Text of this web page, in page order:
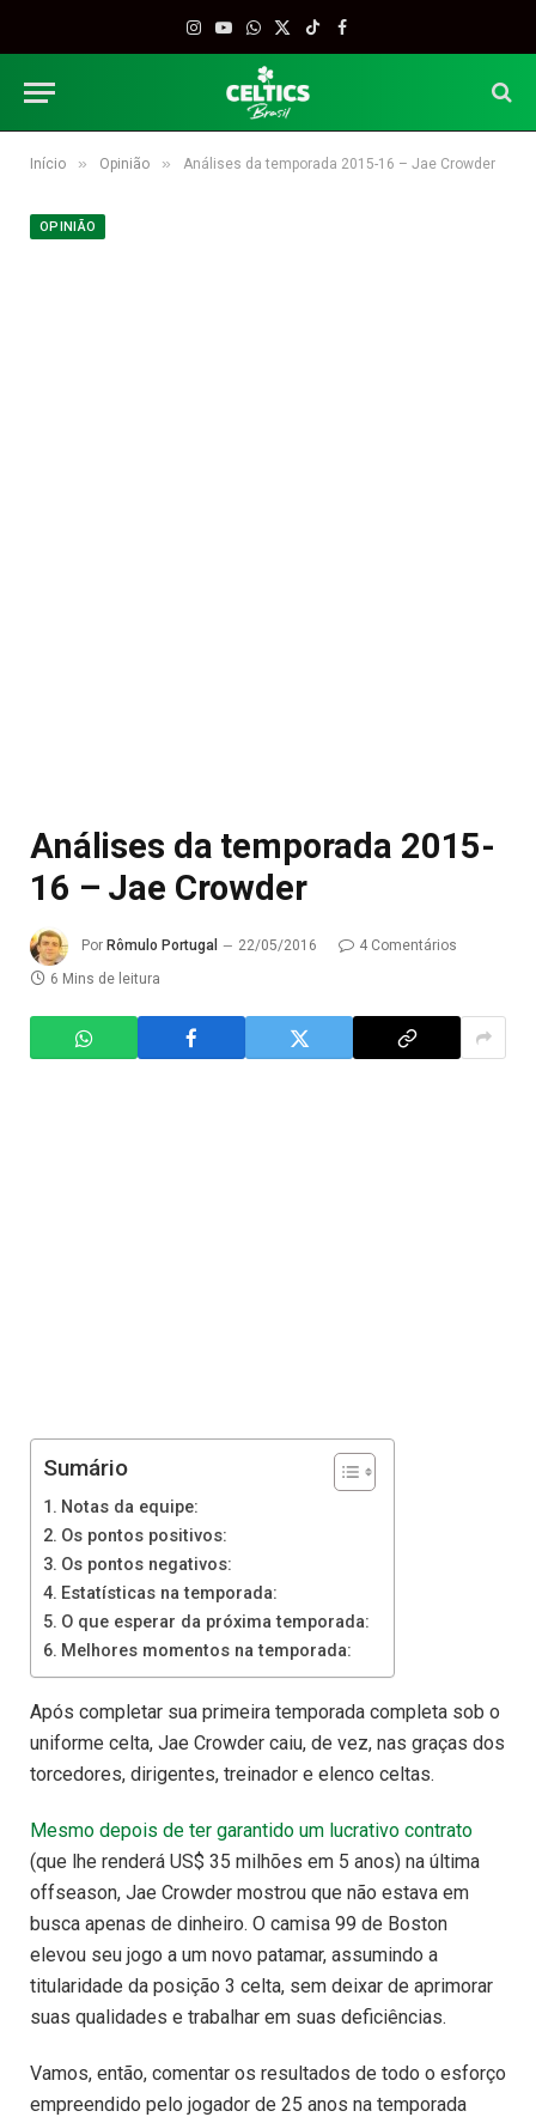
Instagram
YouTube
WhatsApp
X
TikTokFacebook
Início » Opinião » Análises da temporada 2015-16 – Jae Crowder
OPINIÃO
Análises da temporada 2015-
16 – Jae Crowder
Por Rômulo Portugal 22/05/2016
4 Comentários
6 Mins de leitura
Sumário
Notas da equipe:
Os pontos positivos:
Os pontos negativos:
Estatísticas na temporada:
O que esperar da próxima temporada:
Melhores momentos na temporada:
Após completar sua primeira temporada completa sob o
uniforme celta, Jae Crowder caiu, de vez, nas graças dos
torcedores, dirigentes, treinador e elenco celtas.
Mesmo depois de ter garantido um lucrativo contrato
(que lhe renderá US$ 35 milhões em 5 anos) na última
offseason, Jae Crowder mostrou que não estava em
busca apenas de dinheiro. O camisa 99 de Boston
elevou seu jogo a um novo patamar, assumindo a
titularidade da posição 3 celta, sem deixar de aprimorar
suas qualidades e trabalhar em suas deficiências.
Vamos, então, comentar os resultados de todo o esforço
empreendido pelo jogador de 25 anos na temporada